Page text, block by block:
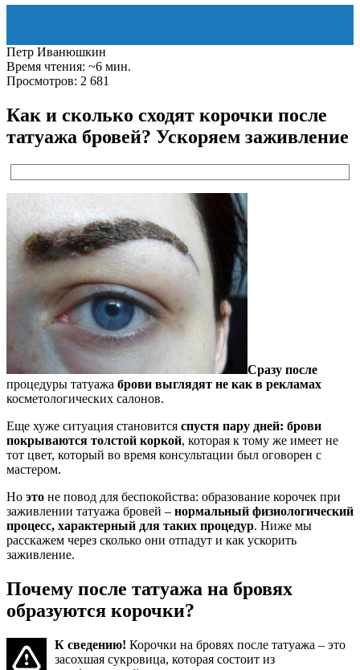
Петр Иванюшкин
Время чтения: ~6 мин.
Просмотров: 2 681
Как и сколько сходят корочки после
татуажа бровей? Ускоряем заживление
Сразу после
процедуры татуажа брови выглядят не как в рекламах
косметологических салонов.
Еще хуже ситуация становится спустя пару дней: брови
покрываются толстой коркой, которая к тому же имеет не
тот цвет, который во время консультации был оговорен с
мастером.
Но это не повод для беспокойства: образование корочек при
заживлении татуажа бровей – нормальный физиологический
процесс, характерный для таких процедур. Ниже мы
расскажем через сколько они отпадут и как ускорить
заживление.
Почему после татуажа на бровях
образуются корочки?
К сведению! Корочки на бровях после татуажа – это
засохшая сукровица, которая состоит из